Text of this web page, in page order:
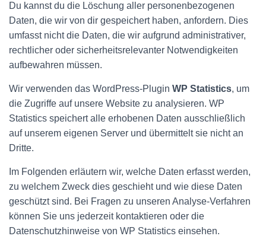
Du kannst du die Löschung aller personenbezogenen
Daten, die wir von dir gespeichert haben, anfordern. Dies
umfasst nicht die Daten, die wir aufgrund administrativer,
rechtlicher oder sicherheitsrelevanter Notwendigkeiten
aufbewahren müssen.
Wir verwenden das WordPress-Plugin WP Statistics, um
die Zugriffe auf unsere Website zu analysieren. WP
Statistics speichert alle erhobenen Daten ausschließlich
auf unserem eigenen Server und übermittelt sie nicht an
Dritte.
Im Folgenden erläutern wir, welche Daten erfasst werden,
zu welchem Zweck dies geschieht und wie diese Daten
geschützt sind. Bei Fragen zu unseren Analyse-Verfahren
können Sie uns jederzeit kontaktieren oder die
Datenschutzhinweise von WP Statistics einsehen.